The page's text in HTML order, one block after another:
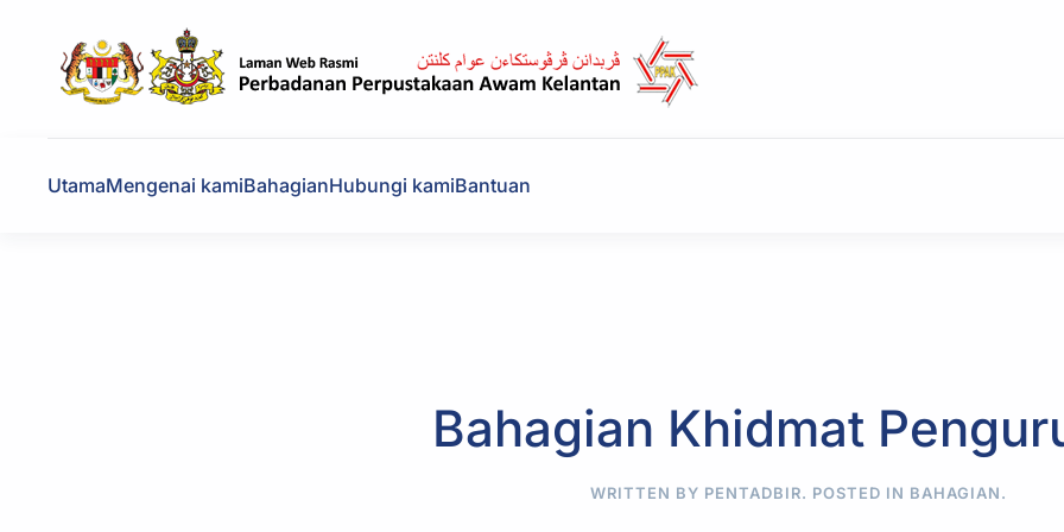
Skip to main content
UtamaMengenai kamiBahagianHubungi kamiBantuan
Bahagian Khidmat
WRITTEN BY PENTADBIR. POSTED IN BAHAGIAN.